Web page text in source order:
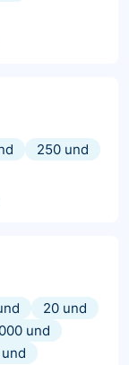
250 und
20 und
und